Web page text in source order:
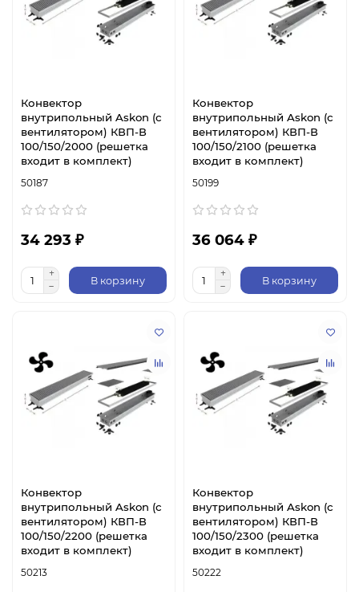
Конвектор
внутрипольный Askon (с
вентилятором) КВП-В
100/150/2000 (решетка
входит в комплект)
50187
34 293 ₽
В корзину
Конвектор
внутрипольный Askon (с
вентилятором) КВП-В
100/150/2100 (решетка
входит в комплект)
50199
36 064 ₽
В корзину
Конвектор
внутрипольный Askon (с
вентилятором) КВП-В
100/150/2200 (решетка
входит в комплект)
50213
Конвектор
внутрипольный Askon (с
вентилятором) КВП-В
100/150/2300 (решетка
входит в комплект)
50222